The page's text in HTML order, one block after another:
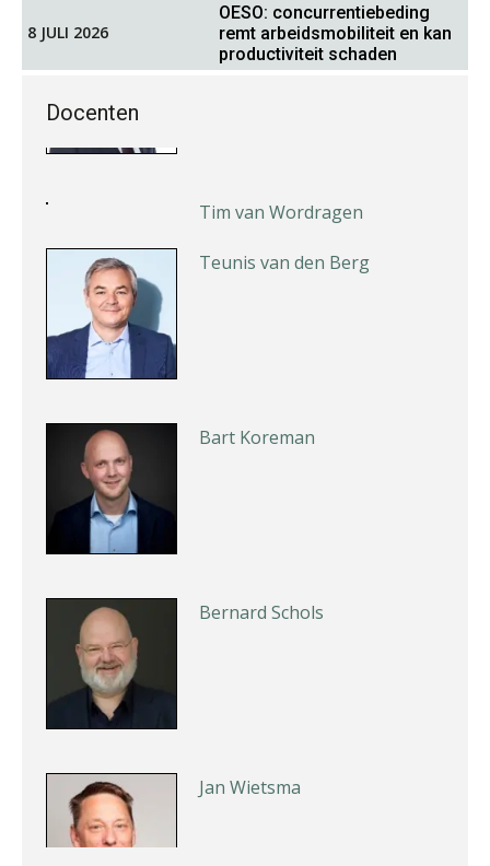
8 JULI 2026
OESO: concurrentiebeding
remt arbeidsmobiliteit en kan
productiviteit schaden
Docenten
Roger van de Berg